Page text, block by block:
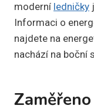
moderní ledničky
Informaci o
najdete na
nachází na boční